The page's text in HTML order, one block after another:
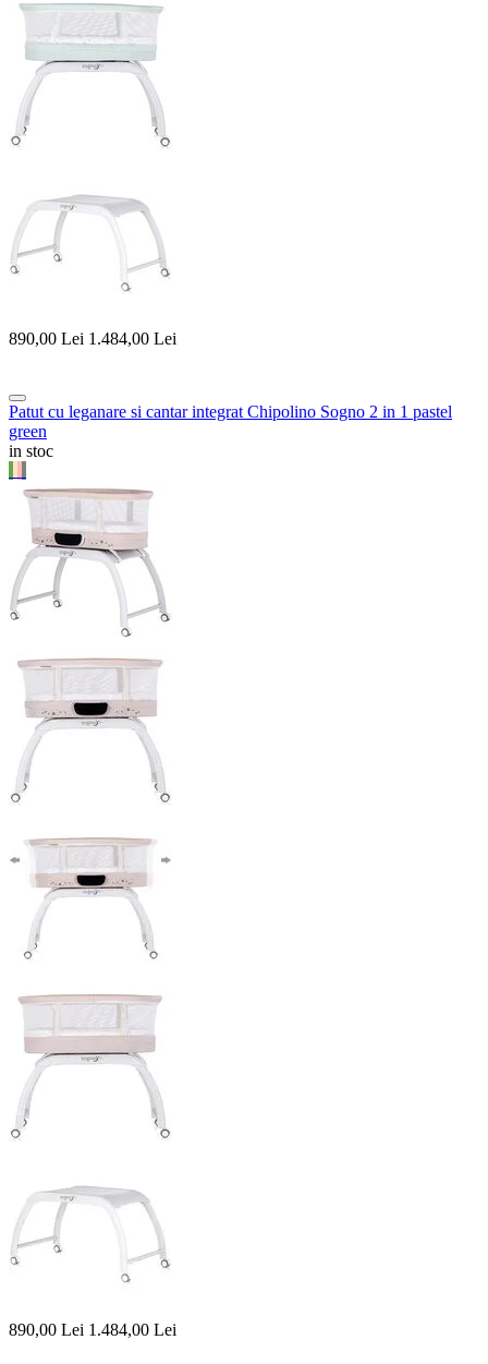
890,00 Lei 1.484,00 Lei
Patut cu leganare si cantar integrat Chipolino Sogno 2 in 1 pastel
green
in stoc
890,00 Lei 1.484,00 Lei